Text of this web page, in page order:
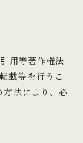
用等著作権法
載等を行うこ
方法により、必